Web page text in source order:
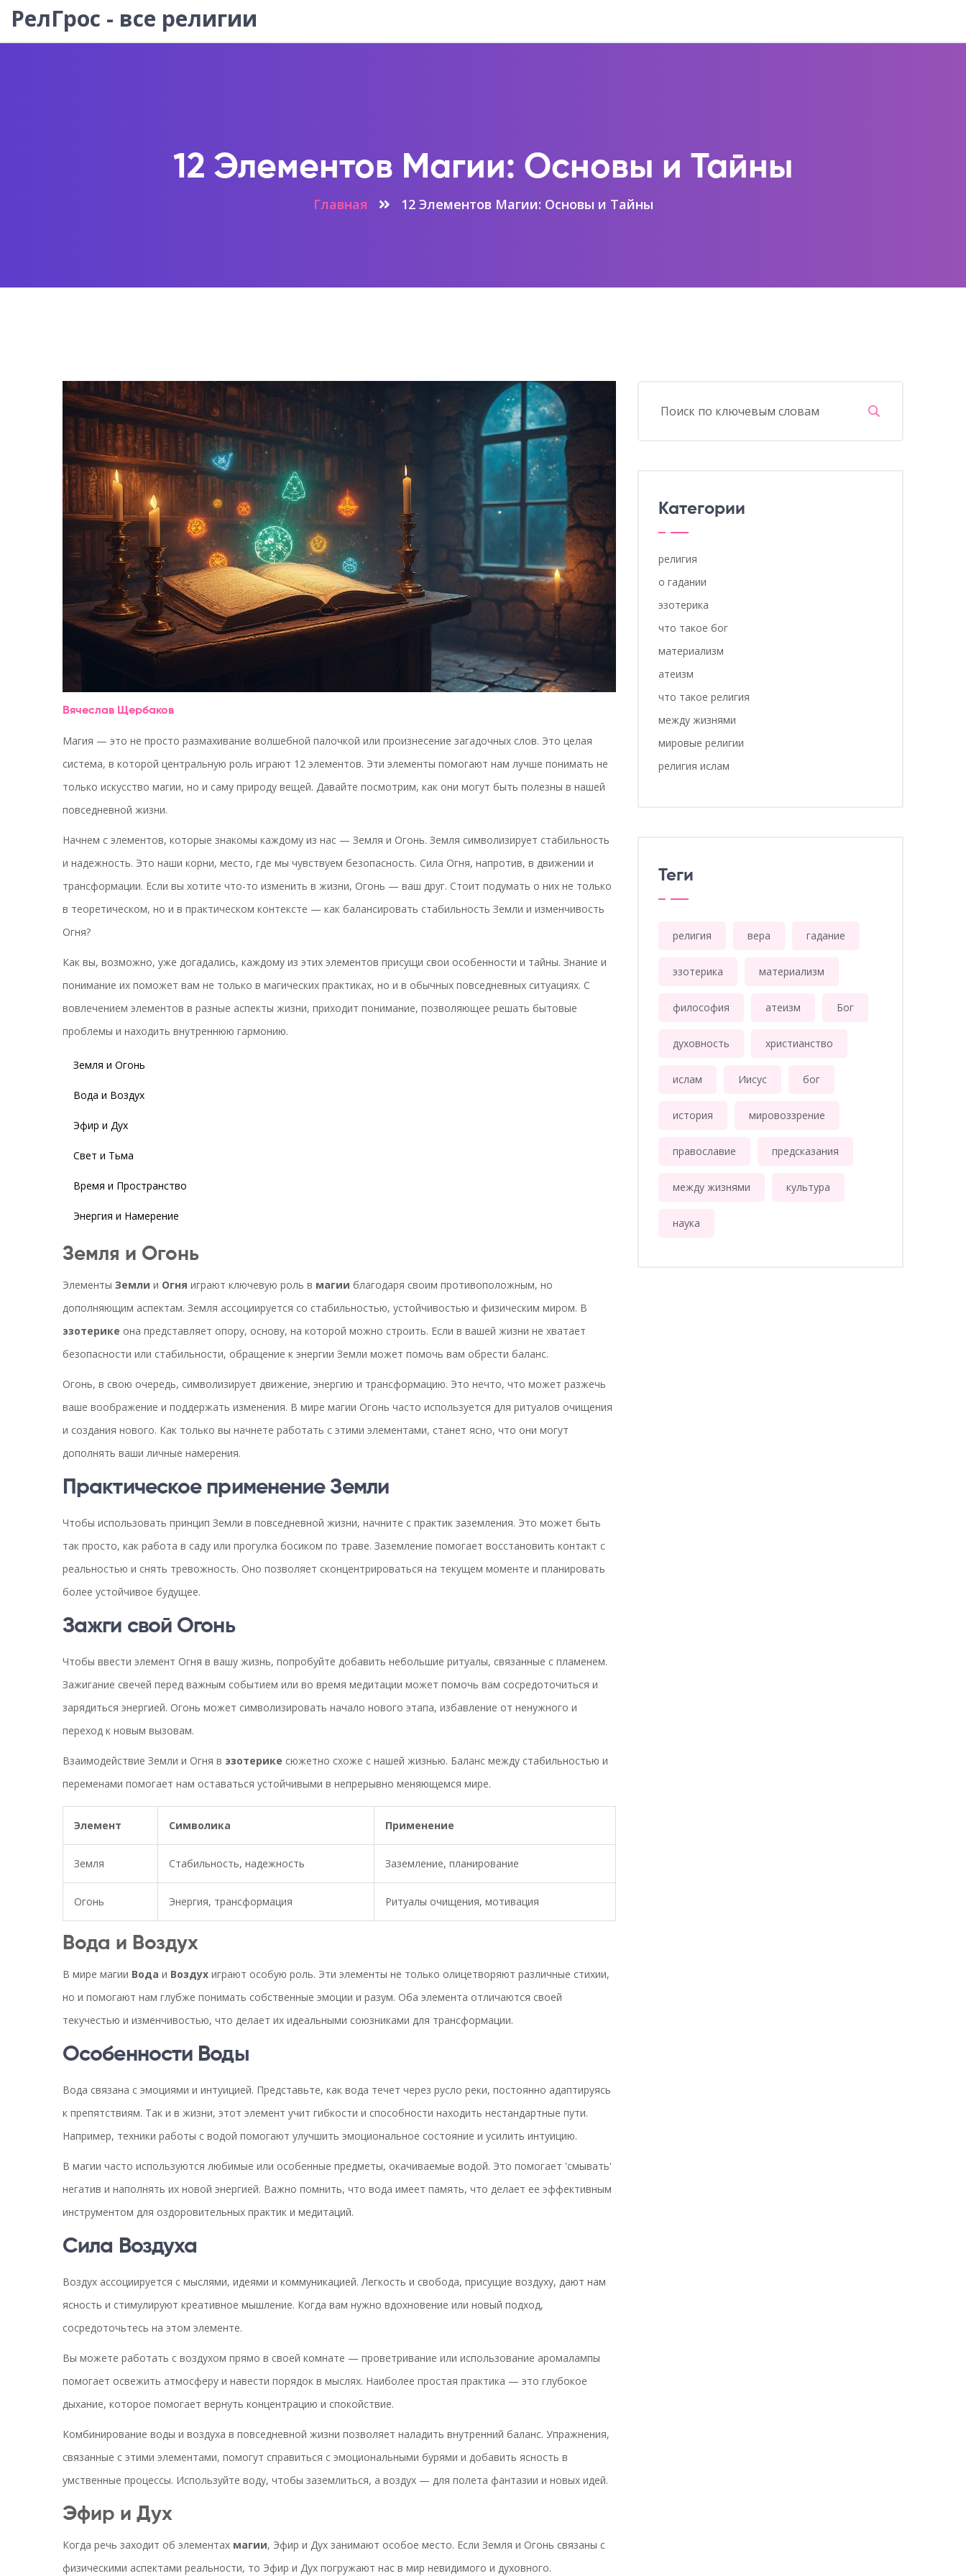
РелГрос - все религии
12 Элементов Магии: Основы и Тайны
Главная 12 Элементов Магии: Основы и Тайны
Вячеслав Щербаков
Магия — это не просто размахивание волшебной палочкой или произнесение загадочных слов. Это целая
система, в которой центральную роль играют 12 элементов. Эти элементы помогают нам лучше понимать не
только искусство магии, но и саму природу вещей. Давайте посмотрим, как они могут быть полезны в нашей
повседневной жизни.
Начнем с элементов, которые знакомы каждому из нас — Земля и Огонь. Земля символизирует стабильность
и надежность. Это наши корни, место, где мы чувствуем безопасность. Сила Огня, напротив, в движении и
трансформации. Если вы хотите что-то изменить в жизни, Огонь — ваш друг. Стоит подумать о них не только
в теоретическом, но и в практическом контексте — как балансировать стабильность Земли и изменчивость
Огня?
Как вы, возможно, уже догадались, каждому из этих элементов присущи свои особенности и тайны. Знание и
понимание их поможет вам не только в магических практиках, но и в обычных повседневных ситуациях. С
вовлечением элементов в разные аспекты жизни, приходит понимание, позволяющее решать бытовые
проблемы и находить внутреннюю гармонию.
Земля и Огонь
Вода и Воздух
Эфир и Дух
Свет и Тьма
Время и Пространство
Энергия и Намерение
Земля и Огонь
Элементы Земли и Огня играют ключевую роль в магии благодаря своим противоположным, но
дополняющим аспектам. Земля ассоциируется со стабильностью, устойчивостью и физическим миром. В
эзотерике она представляет опору, основу, на которой можно строить. Если в вашей жизни не хватает
безопасности или стабильности, обращение к энергии Земли может помочь вам обрести баланс.
Огонь, в свою очередь, символизирует движение, энергию и трансформацию. Это нечто, что может разжечь
ваше воображение и поддержать изменения. В мире магии Огонь часто используется для ритуалов очищения
и создания нового. Как только вы начнете работать с этими элементами, станет ясно, что они могут
дополнять ваши личные намерения.
Практическое применение Земли
Чтобы использовать принцип Земли в повседневной жизни, начните с практик заземления. Это может быть
так просто, как работа в саду или прогулка босиком по траве. Заземление помогает восстановить контакт с
реальностью и снять тревожность. Оно позволяет сконцентрироваться на текущем моменте и планировать
более устойчивое будущее.
Зажги свой Огонь
Чтобы ввести элемент Огня в вашу жизнь, попробуйте добавить небольшие ритуалы, связанные с пламенем.
Зажигание свечей перед важным событием или во время медитации может помочь вам сосредоточиться и
зарядиться энергией. Огонь может символизировать начало нового этапа, избавление от ненужного и
переход к новым вызовам.
Взаимодействие Земли и Огня в эзотерике сюжетно схоже с нашей жизнью. Баланс между стабильностью и
переменами помогает нам оставаться устойчивыми в непрерывно меняющемся мире.
Элемент Символика Применение
Земля Стабильность, надежность Заземление, планирование
Огонь Энергия, трансформация Ритуалы очищения, мотивация
Вода и Воздух
В мире магии Вода и Воздух играют особую роль. Эти элементы не только олицетворяют различные стихии,
но и помогают нам глубже понимать собственные эмоции и разум. Оба элемента отличаются своей
текучестью и изменчивостью, что делает их идеальными союзниками для трансформации.
Особенности Воды
Вода связана с эмоциями и интуицией. Представьте, как вода течет через русло реки, постоянно адаптируясь
к препятствиям. Так и в жизни, этот элемент учит гибкости и способности находить нестандартные пути.
Например, техники работы с водой помогают улучшить эмоциональное состояние и усилить интуицию.
В магии часто используются любимые или особенные предметы, окачиваемые водой. Это помогает 'смывать'
негатив и наполнять их новой энергией. Важно помнить, что вода имеет память, что делает ее эффективным
инструментом для оздоровительных практик и медитаций.
Сила Воздуха
Воздух ассоциируется с мыслями, идеями и коммуникацией. Легкость и свобода, присущие воздуху, дают нам
ясность и стимулируют креативное мышление. Когда вам нужно вдохновение или новый подход,
сосредоточьтесь на этом элементе.
Вы можете работать с воздухом прямо в своей комнате — проветривание или использование аромалампы
помогает освежить атмосферу и навести порядок в мыслях. Наиболее простая практика — это глубокое
дыхание, которое помогает вернуть концентрацию и спокойствие.
Комбинирование воды и воздуха в повседневной жизни позволяет наладить внутренний баланс. Упражнения,
связанные с этими элементами, помогут справиться с эмоциональными бурями и добавить ясность в
умственные процессы. Используйте воду, чтобы заземлиться, а воздух — для полета фантазии и новых идей.
Эфир и Дух
Когда речь заходит об элементах магии, Эфир и Дух занимают особое место. Если Земля и Огонь связаны с
физическими аспектами реальности, то Эфир и Дух погружают нас в мир невидимого и духовного.
Категории
религия
о гадании
эзотерика
что такое бог
материализм
атеизм
что такое религия
между жизнями
мировые религии
религия ислам
Теги
религия вера гадание
эзотерика материализм
философия атеизм Бог
духовность христианство
ислам Иисус бог
история мировоззрение
православие предсказания
между жизнями культура
наука